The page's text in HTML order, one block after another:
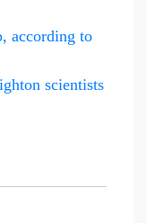
according to
scientists